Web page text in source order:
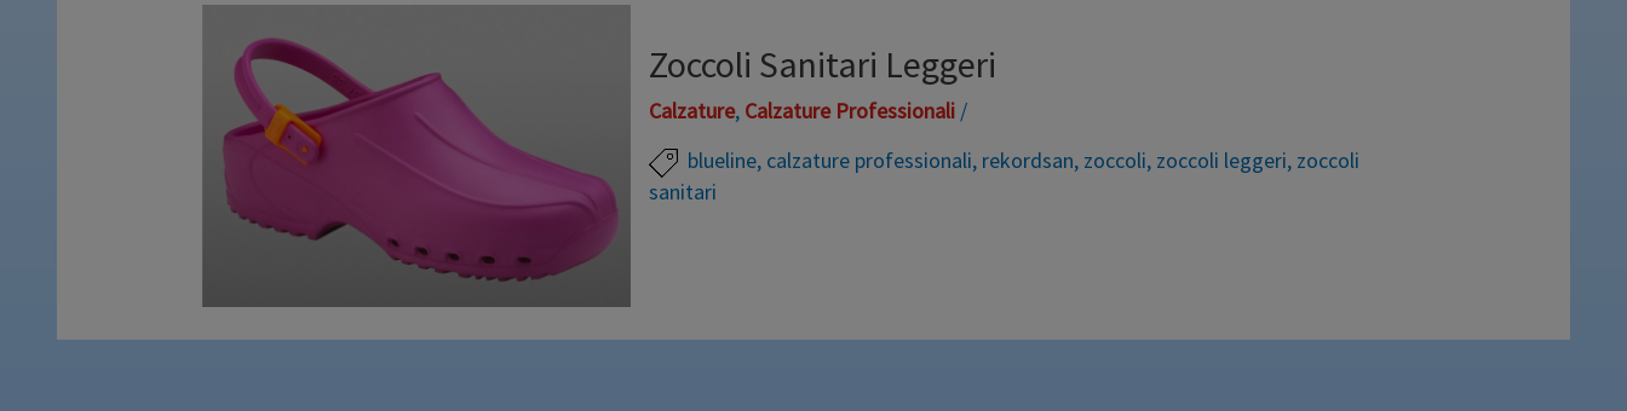
Zoccoli Sanitari Leggeri
Calzature, Calzature Professionali/
blueline, calzature professionali, rekordsan, zoccoli, zoccoli leggeri, zoccoli
sanitari
tecnologicamente avanzato che utilizza componenti plastici (EVA) atossici, privi di
alogeni e di lattice che permettono di ottenere una calzatura igienica, traspirante,